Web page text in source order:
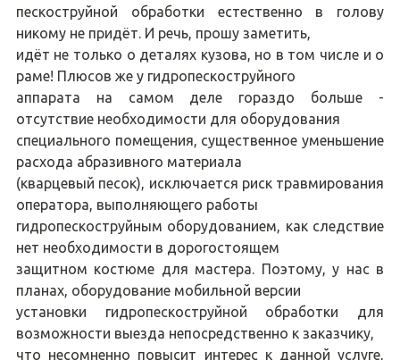
пескоструйной обработки естественно в голову
никому не придёт. И речь, прошу заметить,
идёт не только о деталях кузова, но в том числе и о
раме! Плюсов же у гидропескоструйного
аппарата на самом деле гораздо больше -
отсутствие необходимости для оборудования
специального помещения, существенное уменьшение
расхода абразивного материала
(кварцевый песок), исключается риск травмирования
оператора, выполняющего работы
гидропескоструйным оборудованием, как следствие
нет необходимости в дорогостоящем
защитном костюме для мастера. Поэтому, у нас в
планах, оборудование мобильной версии
установки гидропескоструйной обработки для
возможности выезда непосредственно к заказчику,
что несомненно повысит интерес к данной услуге,